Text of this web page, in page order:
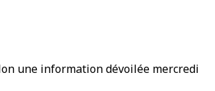
une information dévoilée mercredi